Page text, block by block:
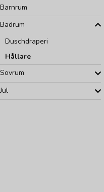
Barnrum
Badrum
Duschdraperi
Hållare
Sovrum
Jul